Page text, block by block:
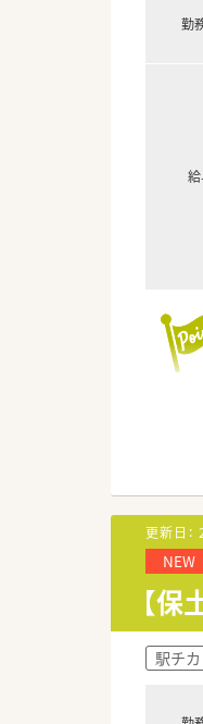
勤
更新日：
NEW
【
駅チカ